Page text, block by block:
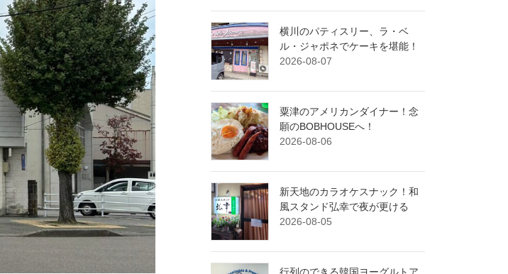
横川のパティスリー、ラ・ベ
ル・ジャポネでケーキを堪能！
2026-08-07
粟津のアメリカンダイナー！念
願のBOBHOUSEへ！
2026-08-06
新天地のカラオケスナック！和
風スタンド弘幸で夜が更ける
2026-08-05